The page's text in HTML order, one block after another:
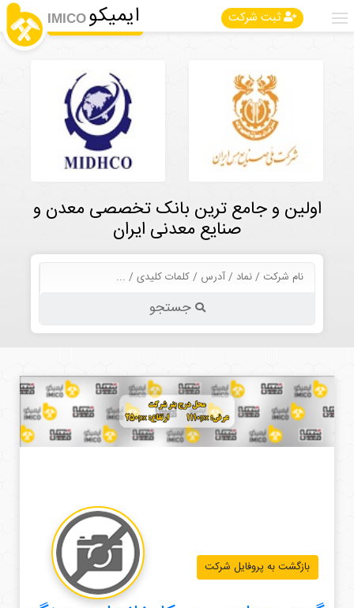
ثبت شرکت ایمیکو IMICO
اولین و جامع ترین بانک تخصصی معدن و
صنایع معدنی ایران
جستجو
بازگشت به پروفایل شرکت